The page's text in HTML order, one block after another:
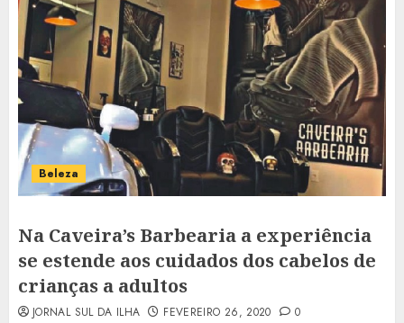
Beleza
Na Caveira’s Barbearia a experiência
se estende aos cuidados dos cabelos de
crianças a adultos
JORNAL SUL DA ILHA FEVEREIRO 26, 2020 0